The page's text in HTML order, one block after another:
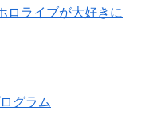
ライブが大好きに
グラム